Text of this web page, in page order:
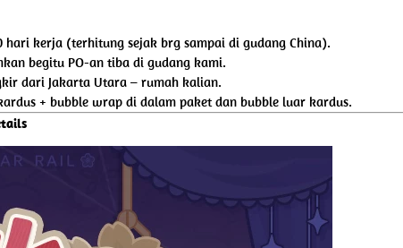
kerja (terhitung sejak brg sampai di gudang China).
begitu PO-an tiba di gudang kami.
dari Jakarta Utara – rumah kalian.
+ bubble wrap di dalam paket dan bubble luar kardus.